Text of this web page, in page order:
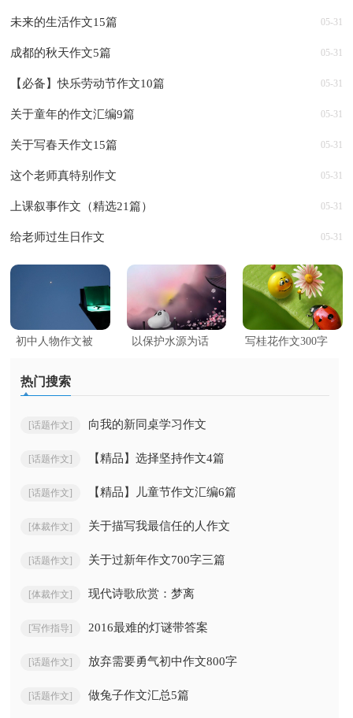
05-31
未来的生活作文15篇
05-31
成都的秋天作文5篇
05-31
【必备】快乐劳动节作文10篇
05-31
关于童年的作文汇编9篇
05-31
关于写春天作文15篇
05-31
这个老师真特别作文
05-31
上课叙事作文（精选21篇）
05-31
给老师过生日作文
初中人物作文被
以保护水源为话
写桂花作文300字
热门搜索
[话题作文] 向我的新同桌学习作文
[话题作文] 【精品】选择坚持作文4篇
[话题作文] 【精品】儿童节作文汇编6篇
[体裁作文] 关于描写我最信任的人作文
[话题作文] 关于过新年作文700字三篇
[体裁作文] 现代诗歌欣赏：梦离
[写作指导] 2016最难的灯谜带答案
[话题作文] 放弃需要勇气初中作文800字
[话题作文] 做兔子作文汇总5篇